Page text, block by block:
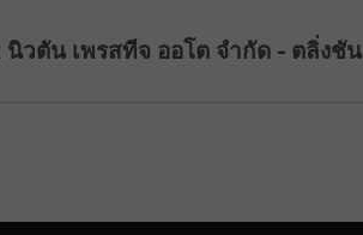
นิวตัน เพรสทีจ ออโต จำกัด - ตลิ่งชัน